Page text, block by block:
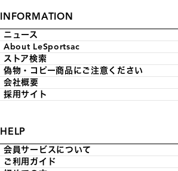
INFORMATION
ニュース
About LeSportsac
ストア検索
偽物・コピー商品にご注意ください
会社概要
採用サイト
HELP
会員サービスについて
ご利用ガイド